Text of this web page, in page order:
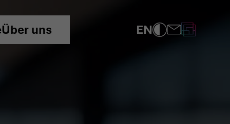
Über uns EN